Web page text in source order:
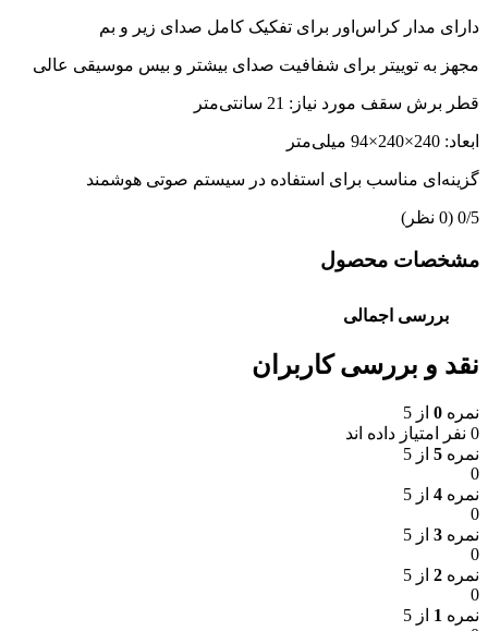
دارای مدار کراس‌اور برای تفکیک کامل صدای زیر و بم
مجهز به توییتر برای شفافیت صدای بیشتر و بیس موسیقی عالی
قطر برش سقف مورد نیاز: 21 سانتی‌متر
ابعاد: 240×240×94 میلی‌متر
گزینه‌ای مناسب برای استفاده در سیستم صوتی هوشمند
‫0/5 ‫(0 نظر)
مشخصات محصول
بررسی اجمالی
نقد و بررسی کاربران
نمره 0 از 5
0 نفر امتیاز داده اند
نمره 5 از 5
0
نمره 4 از 5
0
نمره 3 از 5
0
نمره 2 از 5
0
نمره 1 از 5